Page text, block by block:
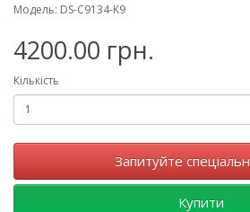
Модель: DS-C9134-K9
4200.00 грн.
Кількість
Запитуйте
Купити